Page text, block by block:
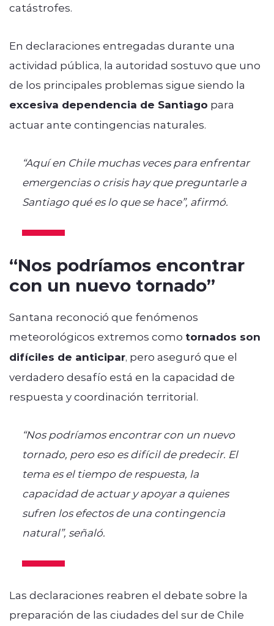
catástrofes.
En declaraciones entregadas durante una
actividad pública, la autoridad sostuvo que uno
de los principales problemas sigue siendo la
excesiva dependencia de Santiago para
actuar ante contingencias naturales.
“Aquí en Chile muchas veces para enfrentar
emergencias o crisis hay que preguntarle a
Santiago qué es lo que se hace”, afirmó.
“Nos podríamos encontrar
con un nuevo tornado”
Santana reconoció que fenómenos
meteorológicos extremos como tornados son
difíciles de anticipar, pero aseguró que el
verdadero desafío está en la capacidad de
respuesta y coordinación territorial.
“Nos podríamos encontrar con un nuevo
tornado, pero eso es difícil de predecir. El
tema es el tiempo de respuesta, la
capacidad de actuar y apoyar a quienes
sufren los efectos de una contingencia
natural”, señaló.
Las declaraciones reabren el debate sobre la
preparación de las ciudades del sur de Chile